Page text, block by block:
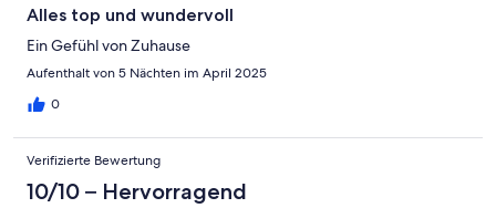
Alles top und wundervoll
Ein Gefühl von Zuhause
Aufenthalt von 5 Nächten im April 2025
0
Verifizierte Bewertung
10/10 – Hervorragend